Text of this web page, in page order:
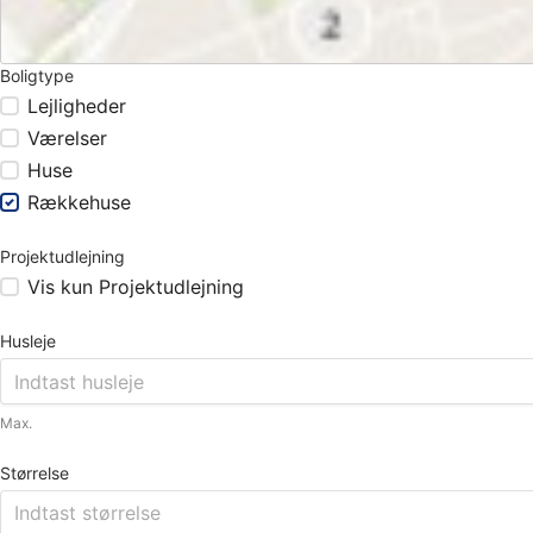
Boligtype
Lejligheder
Værelser
Huse
Rækkehuse
Projektudlejning
Vis kun Projektudlejning
Husleje
Max.
Størrelse